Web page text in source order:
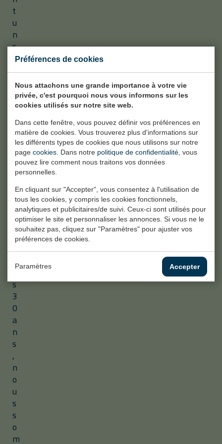
t
u
n
s
e
r
v
c
e
c
o
m
p
e
t
D
e
p
u
s
3
0
a
n
s
,
n
o
u
s
s
o
m
Préférences de cookies
Nous attachons une grande importance à votre vie
privée, c'est pourquoi nous vous informons sur les
cookies utilisés sur notre site web.
Dans cette fenêtre, vous pouvez définir vos préférences en
matière de cookies. Vous trouverez plus d'informations sur
les différents types de cookies que nous utilisons sur notre
page cookies . Dans notre politique de confidentialité , vous
pouvez lire comment nous traitons vos données
personnelles.
En cliquant sur "Accepter", vous consentez à l'utilisation de
tous les cookies, y compris les cookies fonctionnels,
analytiques et publicitaires/de suivi. Ceux-ci sont utilisés pour
optimiser le site et personnaliser les annonces. Si vous ne le
souhaitez pas, cliquez sur "Paramètres" pour ajuster vos
préférences de cookies.
Paramètres Accepter